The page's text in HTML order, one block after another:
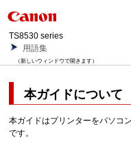
TS8530 series
用語集
（新しいウィンドウで開きます）
本ガイドについて
本ガイドはプリンターをパソコ
です。